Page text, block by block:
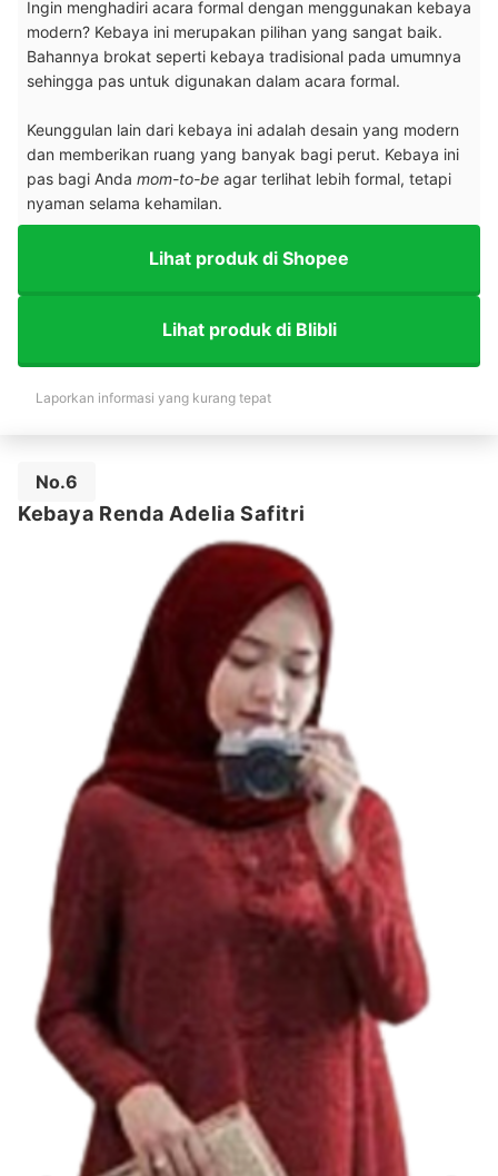
Ingin menghadiri acara formal dengan menggunakan kebaya
modern? Kebaya ini merupakan pilihan yang sangat baik.
Bahannya brokat seperti kebaya tradisional pada umumnya
sehingga pas untuk digunakan dalam acara formal.
Keunggulan lain dari kebaya ini adalah desain yang modern
dan memberikan ruang yang banyak bagi perut. Kebaya ini
pas bagi Anda mom-to-be agar terlihat lebih formal, tetapi
nyaman selama kehamilan.
Lihat produk di Shopee
Lihat produk di Blibli
Laporkan informasi yang kurang tepat
No.6
Kebaya Renda Adelia Safitri